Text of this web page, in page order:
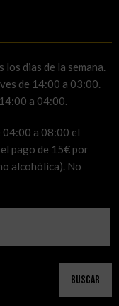
dias de la semana.
de 14:00 a 03:00.
a 04:00.
04:00 a 08:00 el
pago de 15€ por
alcohólica). No
Buscar